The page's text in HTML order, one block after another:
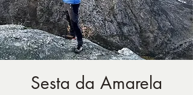
Sesta da Amarela